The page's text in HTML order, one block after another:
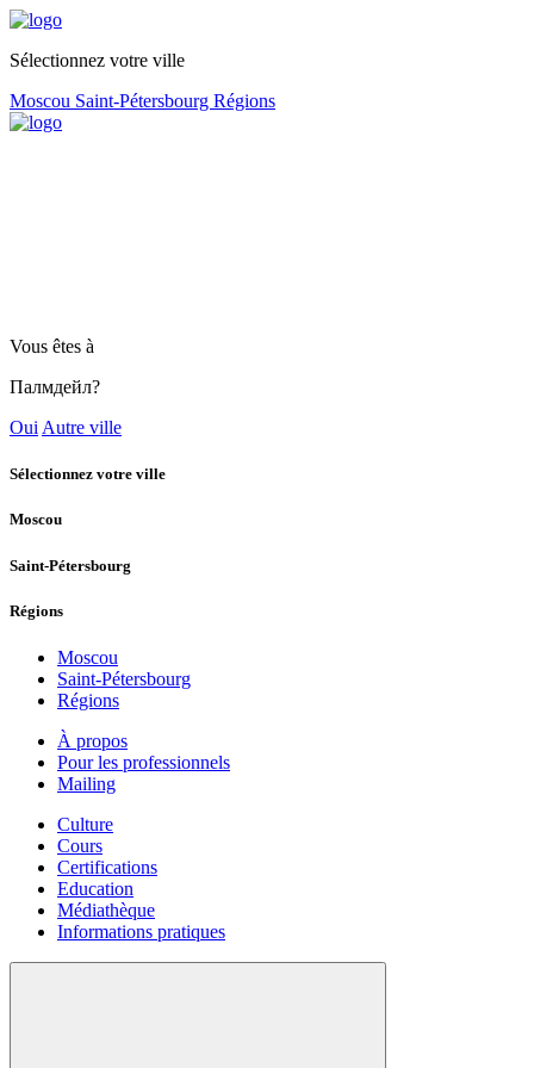
Sélectionnez votre ville
Moscou Saint-Pétersbourg Régions
Vous êtes à
Палмдейл?
Oui Autre ville
Sélectionnez votre ville
Moscou
Saint-Pétersbourg
Régions
Moscou
Saint-Pétersbourg
Régions
À propos
Pour les professionnels
Mailing
Culture
Cours
Certifications
Education
Médiathèque
Informations pratiques